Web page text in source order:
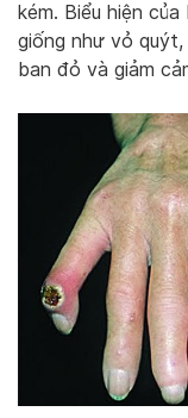
kém. Biểu hiện
giống như vỏ
ban đỏ và giảm